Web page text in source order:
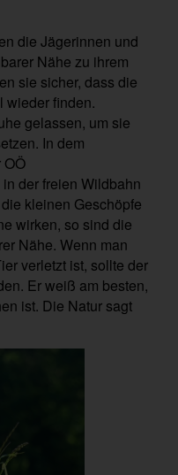
die Jägerinnen und
Nähe zu ihrem
sie sicher, dass die
wieder finden.
gelassen, um sie
In dem
der freien Wildbahn
kleinen Geschöpfe
wirken, so sind die
Nähe. Wenn man
verletzt ist, sollte der
Er weiß am besten,
ist. Die Natur sagt